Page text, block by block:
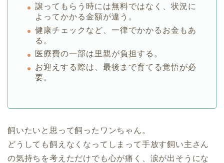
譲ってもらう時には無料ではなく、状況に
よってかかる金額が違う。
健康チェックなど、一律でかかるお金もあ
る。
医療費の一部は里親が負担する。
お迎えする際は、最後まで育てる覚悟が必
要。
飼いたいと思って飼ったワンちゃん。
どうしても飼えなくなってしまって手放す飼い主さん
の気持ちを考えただけでも心が痛く、涙が出そうにな